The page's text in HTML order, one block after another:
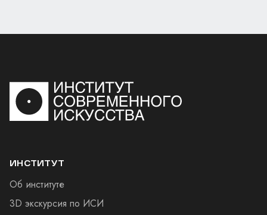
ИНСТИТУТ
Об институте
3D экскурсия по ИСИ